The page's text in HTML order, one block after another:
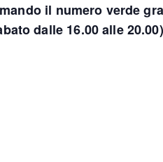
il numero verde
dalle 16.00 alle